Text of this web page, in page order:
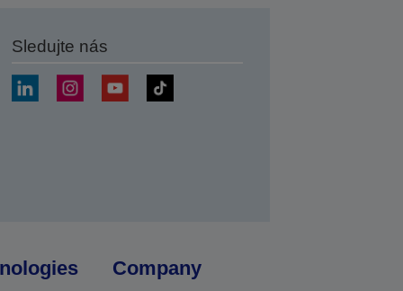
Sledujte nás
Company